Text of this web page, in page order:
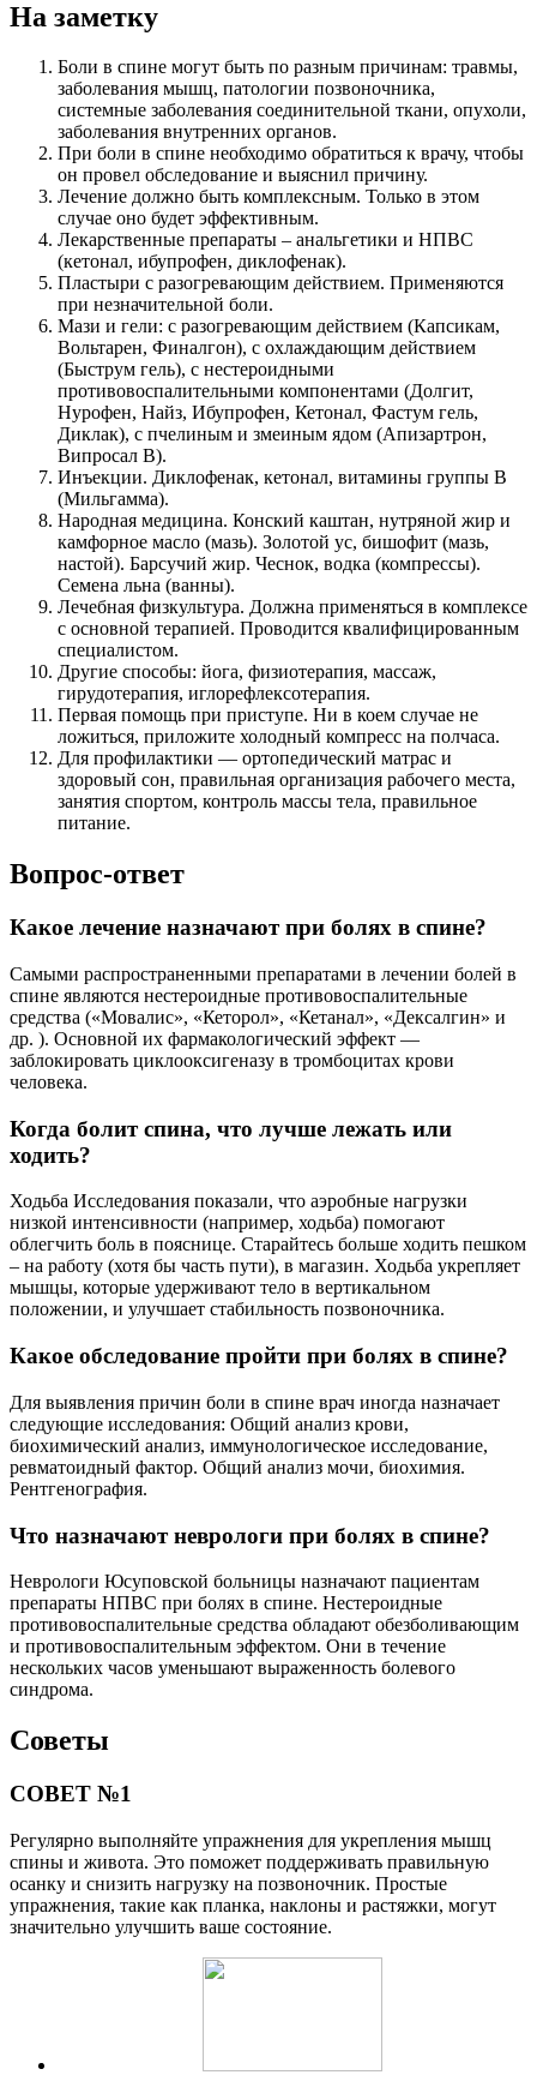
На заметку
Боли в спине могут быть по разным причинам: травмы,
заболевания мышц, патологии позвоночника,
системные заболевания соединительной ткани, опухоли,
заболевания внутренних органов.
При боли в спине необходимо обратиться к врачу, чтобы
он провел обследование и выяснил причину.
Лечение должно быть комплексным. Только в этом
случае оно будет эффективным.
Лекарственные препараты – анальгетики и НПВС
(кетонал, ибупрофен, диклофенак).
Пластыри с разогревающим действием. Применяются
при незначительной боли.
Мази и гели: с разогревающим действием (Капсикам,
Вольтарен, Финалгон), с охлаждающим действием
(Быструм гель), с нестероидными
противовоспалительными компонентами (Долгит,
Нурофен, Найз, Ибупрофен, Кетонал, Фастум гель,
Диклак), с пчелиным и змеиным ядом (Апизартрон,
Випросал В).
Инъекции. Диклофенак, кетонал, витамины группы В
(Мильгамма).
Народная медицина. Конский каштан, нутряной жир и
камфорное масло (мазь). Золотой ус, бишофит (мазь,
настой). Барсучий жир. Чеснок, водка (компрессы).
Семена льна (ванны).
Лечебная физкультура. Должна применяться в комплексе
с основной терапией. Проводится квалифицированным
специалистом.
Другие способы: йога, физиотерапия, массаж,
гирудотерапия, иглорефлексотерапия.
Первая помощь при приступе. Ни в коем случае не
ложиться, приложите холодный компресс на полчаса.
Для профилактики — ортопедический матрас и
здоровый сон, правильная организация рабочего места,
занятия спортом, контроль массы тела, правильное
питание.
Вопрос-ответ
Какое лечение назначают при болях в спине?
Самыми распространенными препаратами в лечении болей в
спине являются нестероидные противовоспалительные
средства («Мовалис», «Кеторол», «Кетанал», «Дексалгин» и
др. ). Основной их фармакологический эффект —
заблокировать циклооксигеназу в тромбоцитах крови
человека.
Когда болит спина, что лучше лежать или
ходить?
Ходьба Исследования показали, что аэробные нагрузки
низкой интенсивности (например, ходьба) помогают
облегчить боль в пояснице. Старайтесь больше ходить пешком
– на работу (хотя бы часть пути), в магазин. Ходьба укрепляет
мышцы, которые удерживают тело в вертикальном
положении, и улучшает стабильность позвоночника.
Какое обследование пройти при болях в спине?
Для выявления причин боли в спине врач иногда назначает
следующие исследования: Общий анализ крови,
биохимический анализ, иммунологическое исследование,
ревматоидный фактор. Общий анализ мочи, биохимия.
Рентгенография.
Что назначают неврологи при болях в спине?
Неврологи Юсуповской больницы назначают пациентам
препараты НПВС при болях в спине. Нестероидные
противовоспалительные средства обладают обезболивающим
и противовоспалительным эффектом. Они в течение
нескольких часов уменьшают выраженность болевого
синдрома.
Советы
СОВЕТ №1
Регулярно выполняйте упражнения для укрепления мышц
спины и живота. Это поможет поддерживать правильную
осанку и снизить нагрузку на позвоночник. Простые
упражнения, такие как планка, наклоны и растяжки, могут
значительно улучшить ваше состояние.